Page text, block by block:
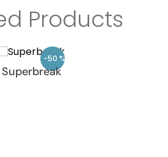
Products
-50 %
Superbreak